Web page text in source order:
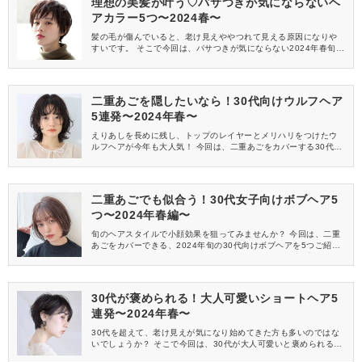
理想の美髪が叶う♡パサつきが気にならないヘ
アカラー5つ〜2024春〜
髪の毛が傷んでいると、老け見えややつれて見える原因になりや
すいです。 そこで今回は、パサつきが気にならない2024年春旬の
旬顔を叶えたい方も必見です。
二重あごを隠したいなら！30代向けウルフヘア
5連発〜2024年春〜
えりあしを長めに残し、トップのレイヤーとメリハリをつけたウ
ルフヘアが今年も大人気！ 今回は、二重あごをカバーする30代に
二重あごでも似合う！30代女子向けボブヘア5
つ〜2024年春編〜
旬のヘアスタイルで小顔効果を狙ってみませんか？ 今回は、二重
あごをカバーできる、2024年旬の30代向けボブヘアを5つご紹介
方も必見です！
30代が褒められる！大人可愛いショートヘア5
連発〜2024年春〜
30代を超えて、老け見えが気になり始めてきた方も多いのではな
いでしょうか？ そこで今回は、30代が大人可愛いと褒められる20